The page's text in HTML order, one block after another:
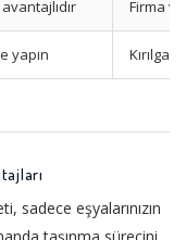
Firma
yapın
sadece eşyalarınızın